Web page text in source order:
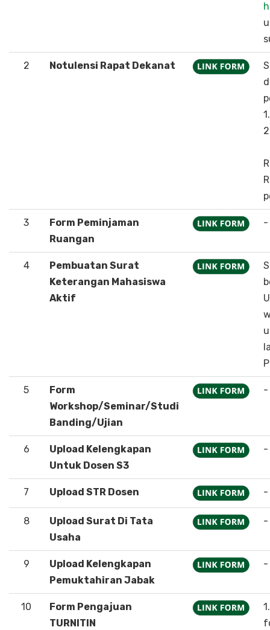
2 Notulensi Rapat Dekanat
3
Form Peminjaman
Ruangan
-
4
Pembuatan Surat
Keterangan Mahasiswa
Aktif
5
Form
Workshop/Seminar/Studi
Banding/Ujian
-
6
Upload Kelengkapan
Untuk Dosen S3
-
7 Upload STR Dosen -
8
Upload Surat Di Tata
Usaha
-
9
Upload Kelengkapan
Pemuktahiran Jabak
-
10
Form Pengajuan
TURNITIN